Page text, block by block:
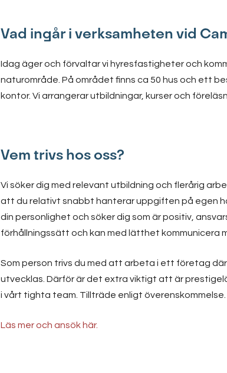
Vad ingår i verksamheten vid
Idag äger och förvaltar vi hyresfastigheter och
naturområde. På området finns ca 50 hus och ett
kontor. Vi arrangerar utbildningar, kurser och
Vem trivs hos oss?
Vi söker dig med relevant utbildning och flerårig
att du relativt snabbt hanterar uppgiften på egen
din personlighet och söker dig som är positiv,
förhållningssätt och kan med lätthet kommunicera
Som person trivs du med att arbeta i ett företag
utvecklas. Därför är det extra viktigt att är
i vårt tighta team. Tillträde enligt överenskommelse.
Läs mer och ansök här.